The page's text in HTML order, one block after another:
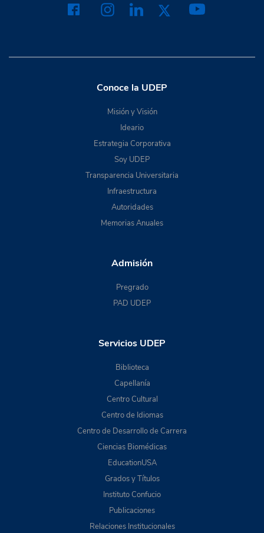
Conoce la UDEP
Misión y Visión
Ideario
Estrategia Corporativa
Soy UDEP
Transparencia Universitaria
Infraestructura
Autoridades
Memorias Anuales
Admisión
Pregrado
PAD UDEP
Servicios UDEP
Biblioteca
Capellanía
Centro Cultural
Centro de Idiomas
Centro de Desarrollo de Carrera
Ciencias Biomédicas
EducationUSA
Grados y Títulos
Instituto Confucio
Publicaciones
Relaciones Institucionales